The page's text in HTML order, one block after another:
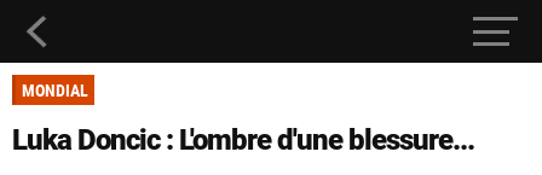
MONDIAL
Luka Doncic : L'ombre d'une blessure...